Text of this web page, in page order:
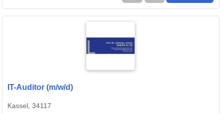
IT-Auditor (m/w/d)
Kassel, 34117